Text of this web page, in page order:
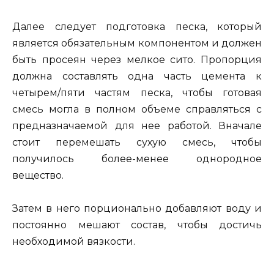
Далее следует подготовка песка, который
является обязательным компонентом и должен
быть просеян через мелкое сито. Пропорция
должна составлять одна часть цемента к
четырем/пяти частям песка, чтобы готовая
смесь могла в полном объеме справляться с
предназначаемой для нее работой. Вначале
стоит перемешать сухую смесь, чтобы
получилось более-менее однородное
вещество.
Затем в него порционально добавляют воду и
постоянно мешают состав, чтобы достичь
необходимой вязкости.